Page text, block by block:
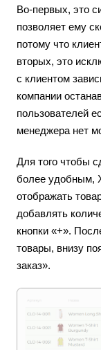
Во-первых, это
позволяет ему
потому что
вторых, это
с клиентом
компании
пользователей
менеджера нет
Для того чтобы
более удобным,
отображать
добавлять
кнопки «+».
товары, внизу
заказ».